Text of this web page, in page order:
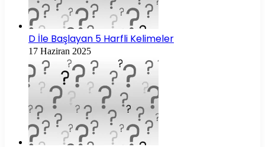
D İle Başlayan 5 Harfli Kelimeler
17 Haziran 2025